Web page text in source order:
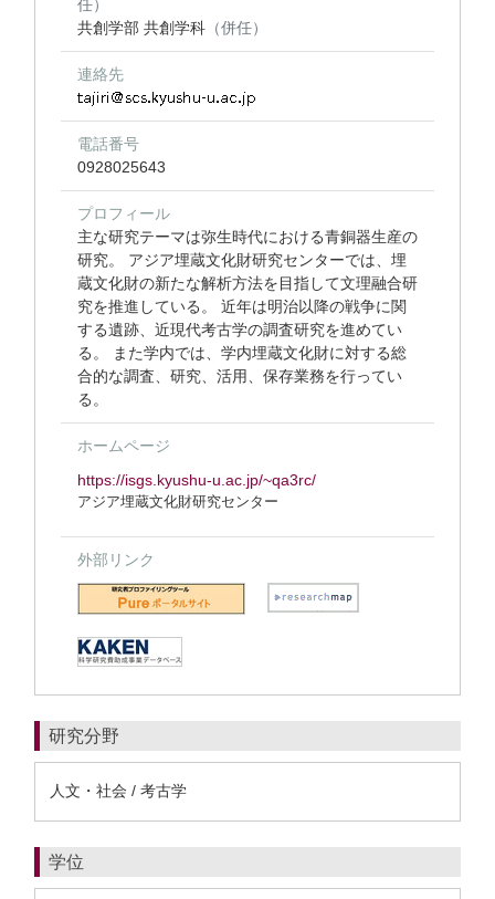
任）
共創学部 共創学科 （併任）
連絡先
電話番号
0928025643
プロフィール
主な研究テーマは弥生時代における青銅器生産の
研究。 アジア埋蔵文化財研究センターでは、埋
蔵文化財の新たな解析方法を目指して文理融合研
究を推進している。 近年は明治以降の戦争に関
する遺跡、近現代考古学の調査研究を進めてい
る。 また学内では、学内埋蔵文化財に対する総
合的な調査、研究、活用、保存業務を行ってい
る。
ホームページ
https://isgs.kyushu-u.ac.jp/~qa3rc/
アジア埋蔵文化財研究センター
外部リンク
研究分野
人文・社会 / 考古学
学位